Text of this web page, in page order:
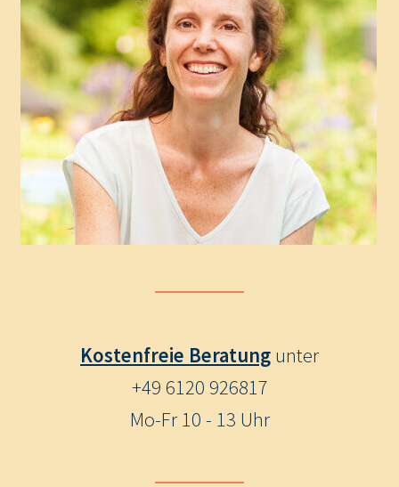
Kostenfreie Beratung unter
+49 6120 926817
Mo-Fr 10 - 13 Uhr